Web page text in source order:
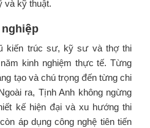
và kỹ thuật.
kiến trúc sư, kỹ sư và thợ thi
kinh nghiệm thực tế. Từng
tạo và chú trọng đến từng chi
ra, Tịnh Anh không ngừng
kế hiện đại và xu hướng thi
áp dụng công nghệ tiên tiến